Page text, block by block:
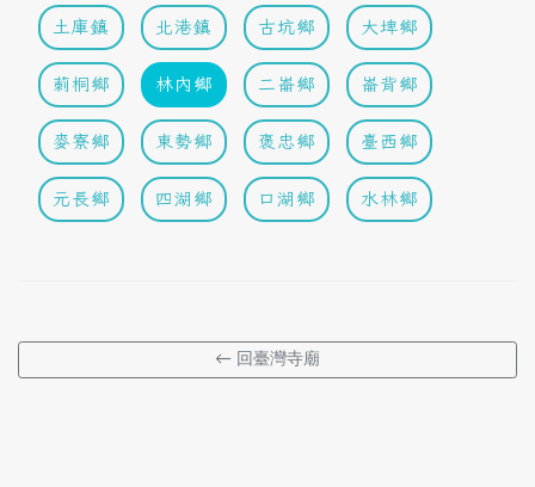
土庫鎮 北港鎮 古坑鄉 大埤鄉
莿桐鄉 林內鄉 二崙鄉 崙背鄉
麥寮鄉 東勢鄉 褒忠鄉 臺西鄉
元長鄉 四湖鄉 口湖鄉 水林鄉
← 回臺灣寺廟